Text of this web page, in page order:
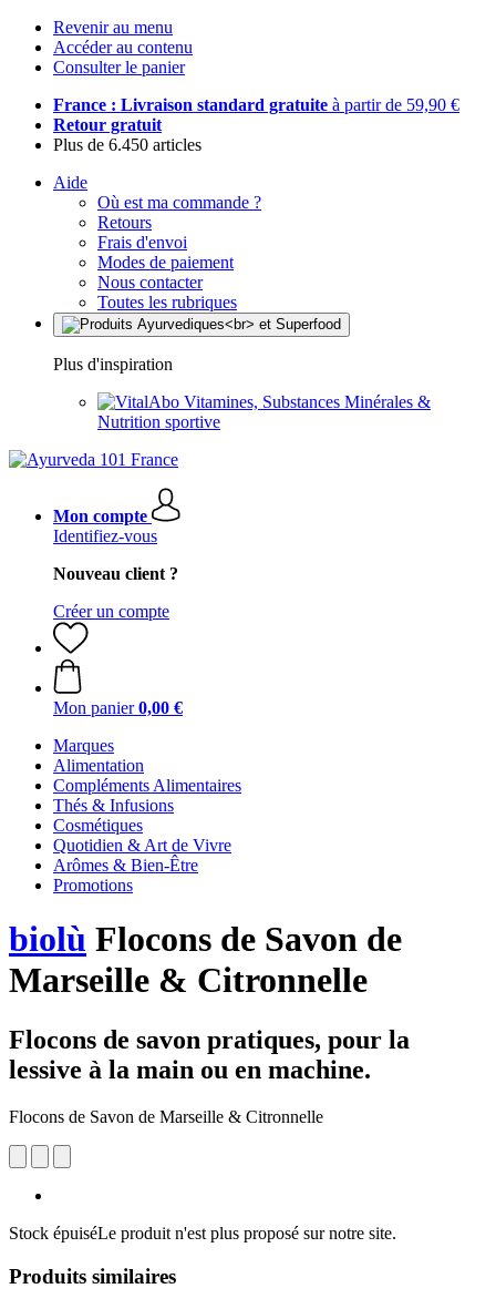
Revenir au menu
Accéder au contenu
Consulter le panier
France : Livraison standard gratuite à partir de 59,90 €
Retour gratuit
Plus de 6.450 articles
Aide
Où est ma commande ?
Retours
Frais d'envoi
Modes de paiement
Nous contacter
Toutes les rubriques
Plus d'inspiration
Vitamines, Substances Minérales &
Nutrition sportive
Mon compte
Identifiez-vous
Nouveau client ?
Créer un compte
Mon panier 0,00 €
Marques
Alimentation
Compléments Alimentaires
Thés & Infusions
Cosmétiques
Quotidien & Art de Vivre
Arômes & Bien-Être
Promotions
biolù Flocons de Savon de
Marseille & Citronnelle
Flocons de savon pratiques, pour la
lessive à la main ou en machine.
Flocons de Savon de Marseille & Citronnelle
Stock épuiséLe produit n'est plus proposé sur notre site.
Produits similaires